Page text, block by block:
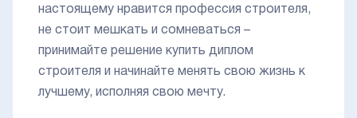
настоящему нравится профессия строителя,
не стоит мешкать и сомневаться –
принимайте решение купить диплом
строителя и начинайте менять свою жизнь к
лучшему, исполняя свою мечту.